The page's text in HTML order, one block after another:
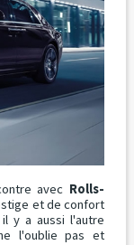
avec Rolls-
et de confort
y a aussi l'autre
l'oublie pas et